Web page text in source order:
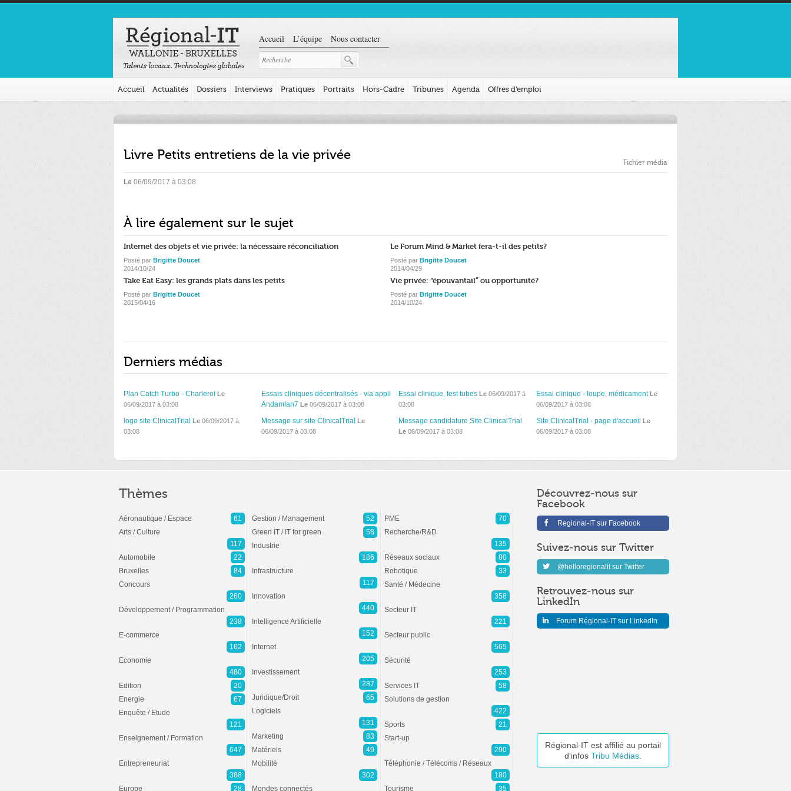
Accueil L’équipe Nous contacter
Accueil Actualités Dossiers Interviews Pratiques Portraits Hors-Cadre Tribunes Agenda Offres d’emploi
Livre Petits entretiens de la vie privée Fichier média
Le 06/09/2017 à 03:08
À lire également sur le sujet
Internet des objets et vie privée: la nécessaire réconciliation
Posté par Brigitte Doucet
2014/10/24
Le Forum Mind & Market fera-t-il des petits?
Posté par Brigitte Doucet
2014/04/29
Take Eat Easy: les grands plats dans les petits
Posté par Brigitte Doucet
2015/04/16
Vie privée: “épouvantail” ou opportunité?
Posté par Brigitte Doucet
2014/10/24
Derniers médias
Plan Catch Turbo - Charleroi Le
06/09/2017 à 03:08
Essais cliniques décentralisés - via appli
Andamlan7 Le06/09/2017 à 03:08
Essai clinique, test tubes Le 06/09/2017 à
03:08
Essai clinique - loupe, médicament Le
06/09/2017 à 03:08
logo site ClinicalTrial Le 06/09/2017 à
03:08
Message sur site ClinicalTrial Le
06/09/2017 à 03:08
Message candidature Site ClinicalTrial
Le 06/09/2017 à 03:08
Site ClinicalTrial - page d'accueil Le
06/09/2017 à 03:08
Découvrez-nous sur
Facebook
Regional-IT sur Facebook
Suivez-nous sur Twitter
@helloregionalit sur Twitter
Retrouvez-nous sur
LinkedIn
Forum Régional-IT sur LinkedIn
Régional-IT est affilié au portail
d’infos Tribu Médias
Thèmes
Aéronautique / Espace
61
Arts / Culture
117
Automobile
22
Bruxelles
84
Concours
260
Développement / Programmation
238
E-commerce
162
Economie
480
Edition
20
Energie
67
Enquête / Etude
121
Enseignement / Formation
647
Entrepreneuriat
388
Europe
28
Gestion / Management
52
Green IT / IT for green
58
Industrie
186
Infrastructure
117
Innovation
440
Intelligence Artificielle
152
Internet
205
Investissement
287
Juridique/Droit
65
Logiciels
131
Marketing
83
Matériels
49
Mobilité
302
Mondes connectés
PME
70
Recherche/R&D
135
Réseaux sociaux
80
Robotique
33
Santé / Médecine
358
Secteur IT
221
Secteur public
565
Sécurité
253
Services IT
58
Solutions de gestion
422
Sports
21
Start-up
290
Téléphonie / Télécoms / Réseaux
180
Tourisme
35